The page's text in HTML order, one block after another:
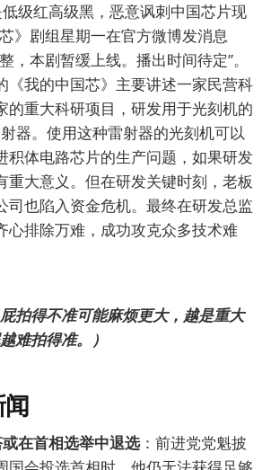
级红高级黑，恶意讽刺中国芯片现
》剧组星期一在官方微博发消息
，本剧暂缓上线。播出时间待定”。
《我的中国芯》主要讲述一家民营科
的重大科研项目，研发用于光刻机的
器。使用这种雷射器的光刻机可以
积体电路芯片的生产问题，如果研发
重大意义。但在研发关键时刻，老板
司也陷入资金危机。最终在研发总监
心排除万难，成功攻克众多技术难
屁拍得不准可能麻烦更大，越是重大
难拍得准。）
在首相选举中退选：前进党党魁披